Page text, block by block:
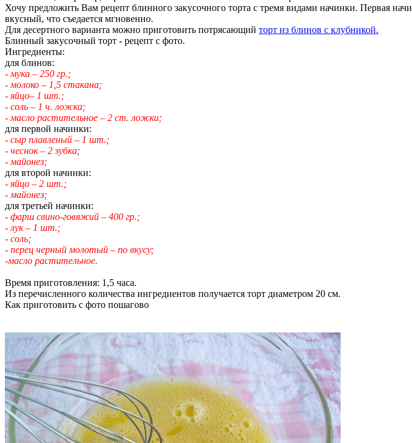
Хочу предложить Вам рецепт блинного закусочного торта с тремя видами начинки. Первая
вкусный, что съедается мгновенно.
Для десертного варианта можно приготовить потрясающий торт из блинов с клубникой.
Блинный закусочный торт - рецепт с фото.
Ингредиенты:
для блинов:
- мука – 250 гр.;
- молоко – 1,5 стакана;
- яйцо– 1 шт.;
- соль – 1 ч. ложка;
- масло растительное – 2 ст. ложки;
для первой начинки:
- сыр плавленый – 1 шт.;
- чеснок – 2 зубка;
- майонез;
для второй начинки:
- яйцо – 2 шт.;
- майонез;
для третьей начинки:
- фарш свино-говяжий – 400 гр.;
- лук – 1 шт.;
- соль;
- перец черный молотый – по вкусу;
-масло растительное.
Время приготовления: 1,5 часа.
Из перечисленного количества ингредиентов получается торт диаметром 20 см.
Как приготовить с фото пошагово